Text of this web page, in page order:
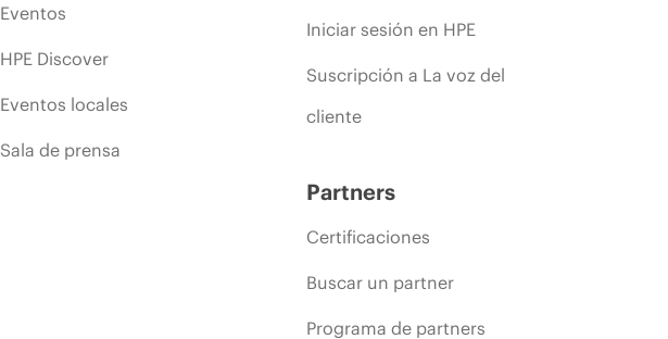
Eventos
HPE Discover
Eventos locales
Sala de prensa
Iniciar sesión en HPE
Suscripción a La voz del
cliente
Partners
Certificaciones
Buscar un partner
Programa de partners